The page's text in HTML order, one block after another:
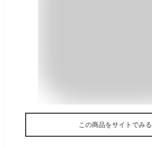
この商品をサイトでみる